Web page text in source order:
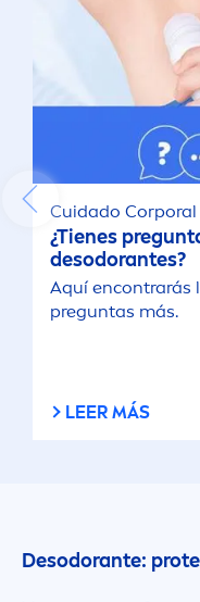
Cuidado Corporal
¿Tienes
desodorantes?
Aquí encontrarás
preguntas más.
LEER MÁS
Desodorante: